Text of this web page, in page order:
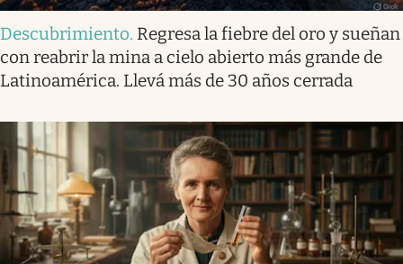
Descubrimiento. Regresa la fiebre del oro y sueñan
con reabrir la mina a cielo abierto más grande de
Latinoamérica. Llevá más de 30 años cerrada